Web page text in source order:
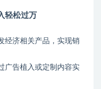
轻松过万
经济相关产品，实现销
广告植入或定制内容实